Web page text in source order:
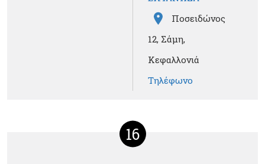
Ποσειδώνος
12, Σάμη,
Κεφαλλονιά
Τηλέφωνο
16